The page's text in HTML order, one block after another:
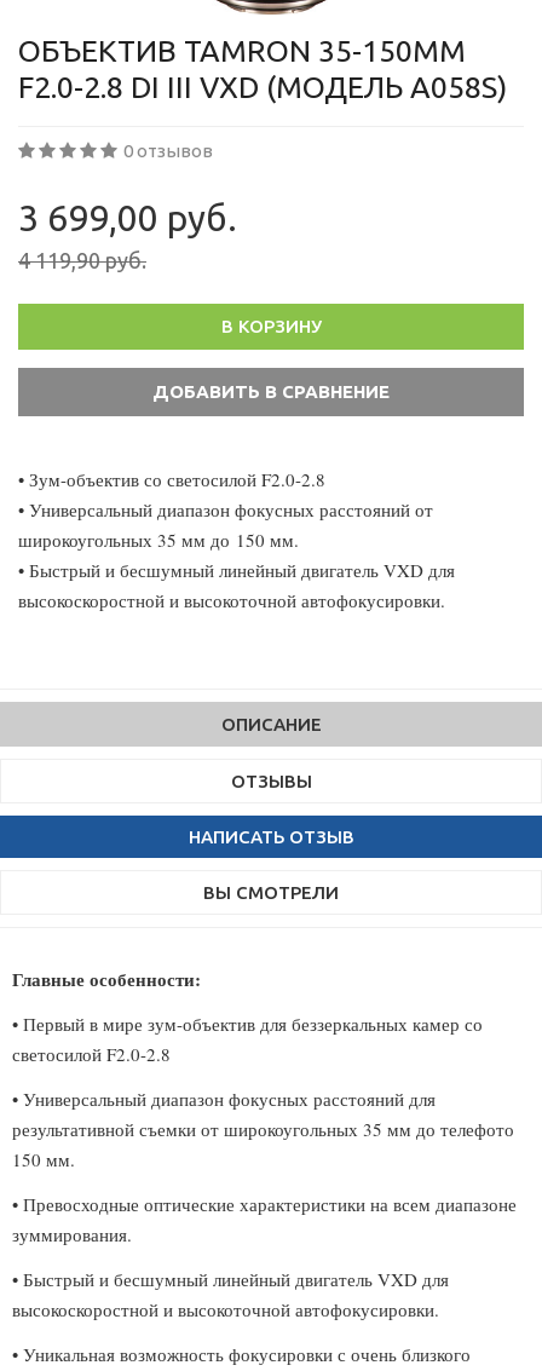
ОБЪЕКТИВ TAMRON 35-150MM
F2.0-2.8 DI III VXD (МОДЕЛЬ A058S)
0 отзывов
3 699,00 руб.
4 119,90 руб.
В КОРЗИНУ
• Зум-объектив со светосилой F2.0-2.8
• Универсальный диапазон фокусных расстояний от
широкоугольных 35 мм до 150 мм.
• Быстрый и бесшумный линейный двигатель VXD для
высокоскоростной и высокоточной автофокусировки.
ОПИСАНИЕ
ОТЗЫВЫ
НАПИСАТЬ ОТЗЫВ
ВЫ СМОТРЕЛИ
Главные особенности:
• Первый в мире зум-объектив для беззеркальных камер со
светосилой F2.0-2.8
• Универсальный диапазон фокусных расстояний для
результативной съемки от широкоугольных 35 мм до телефото
150 мм.
• Превосходные оптические характеристики на всем диапазоне
зуммирования.
• Быстрый и бесшумный линейный двигатель VXD для
высокоскоростной и высокоточной автофокусировки.
• Уникальная возможность фокусировки с очень близкого